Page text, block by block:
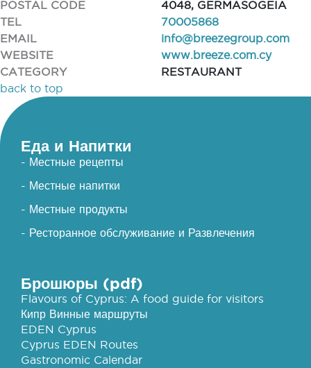
POSTAL CODE
4048, GERMASOGEIA
TEL
70005868
EMAIL
info@breezegroup.com
WEBSITE
www.breeze.com.cy
CATEGORY
RESTAURANT
back to top
Еда и Напитки
- Местные рецепты
- Местные напитки
- Местные продукты
- Ресторанное обслуживание и Развлечения
Брошюры (pdf)
Flavours of Cyprus: A food guide for visitors
Кипр Винные маршруты
EDEN Cyprus
Cyprus EDEN Routes
Gastronomic Calendar